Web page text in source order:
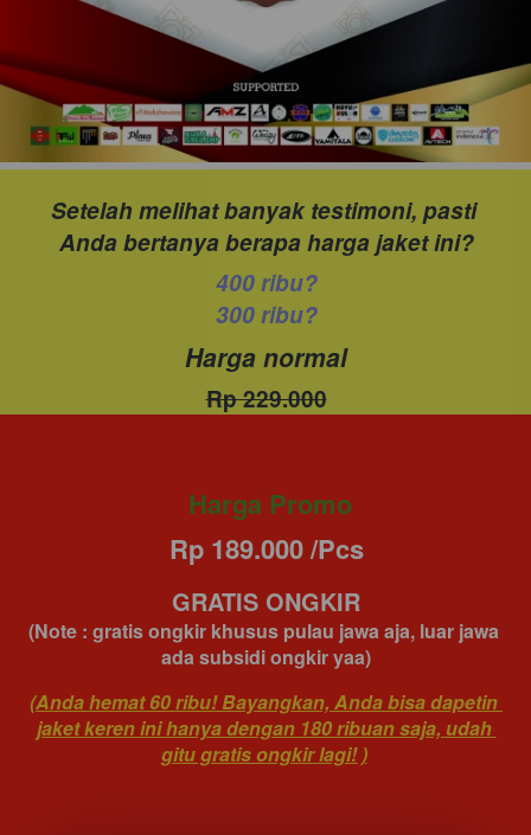
Setelah melihat banyak testimoni, pasti
Anda bertanya berapa harga jaket ini?
400 ribu?
300 ribu?
Harga normal
Rp 229.000
Harga Promo
Rp 189.000 /Pcs
GRATIS ONGKIR
(Note : gratis ongkir khusus pulau jawa aja, luar jawa
ada subsidi ongkir yaa)
(Anda hemat 60 ribu! Bayangkan, Anda bisa dapetin
jaket keren ini hanya dengan 180 ribuan saja, udah
gitu gratis ongkir lagi! )